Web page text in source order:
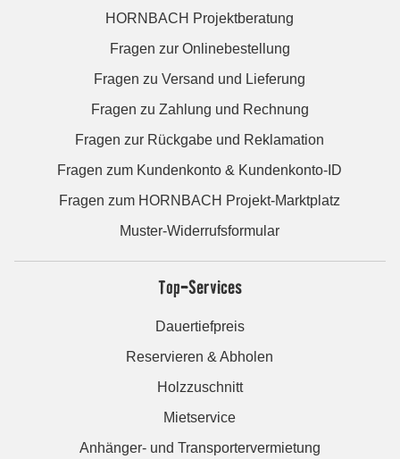
HORNBACH Projektberatung
Fragen zur Onlinebestellung
Fragen zu Versand und Lieferung
Fragen zu Zahlung und Rechnung
Fragen zur Rückgabe und Reklamation
Fragen zum Kundenkonto & Kundenkonto-ID
Fragen zum HORNBACH Projekt-Marktplatz
Muster-Widerrufsformular
Top-Services
Dauertiefpreis
Reservieren & Abholen
Holzzuschnitt
Mietservice
Anhänger- und Transportervermietung